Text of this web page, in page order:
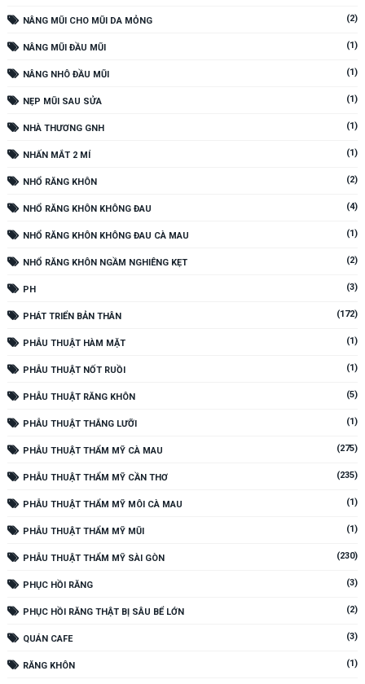
NÂNG MŨI CHO MŨI DA MỎNG (2)
NÂNG MŨI ĐẦU MŨI (1)
NÂNG NHÔ ĐẦU MŨI (1)
NẸP MŨI SAU SỬA (1)
NHÀ THƯƠNG GNH (1)
NHẤN MẮT 2 MÍ (1)
NHỔ RĂNG KHÔN (2)
NHỔ RĂNG KHÔN KHÔNG ĐAU (4)
NHỔ RĂNG KHÔN KHÔNG ĐAU CÀ MAU (1)
NHỔ RĂNG KHÔN NGẦM NGHIÊNG KẸT (2)
PH (3)
PHÁT TRIỂN BẢN THÂN (172)
PHẪU THUẬT HÀM MẶT (1)
PHẪU THUẬT NỐT RUỒI (1)
PHẪU THUẬT RĂNG KHÔN (5)
PHẪU THUẬT THẮNG LƯỠI (1)
PHẪU THUẬT THẨM MỸ CÀ MAU (275)
PHẪU THUẬT THẨM MỸ CẦN THƠ (235)
PHẪU THUẬT THẨM MỸ MÔI CÀ MAU (1)
PHẪU THUẬT THẨM MỸ MŨI (1)
PHẪU THUẬT THẨM MỸ SÀI GÒN (230)
PHỤC HỒI RĂNG (3)
PHỤC HỒI RĂNG THẬT BỊ SÂU BỂ LỚN (2)
QUÁN CAFE (3)
RĂNG KHÔN (1)